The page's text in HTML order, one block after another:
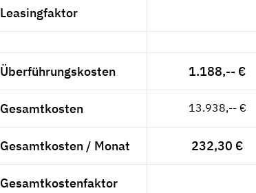
Leasingfaktor
Überführungskosten 1.188,-- €
Gesamtkosten 13.938,-- €
Gesamtkosten / Monat 232,30 €
Gesamtkostenfaktor